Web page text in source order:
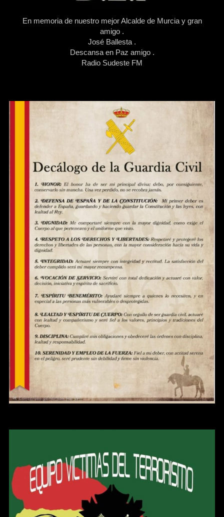
En memoria de nuestro mejor Alcalde de Murcia y gran
amigo .
José Ballesta .
Descansa en Paz amigo .
Radio Sudeste FM